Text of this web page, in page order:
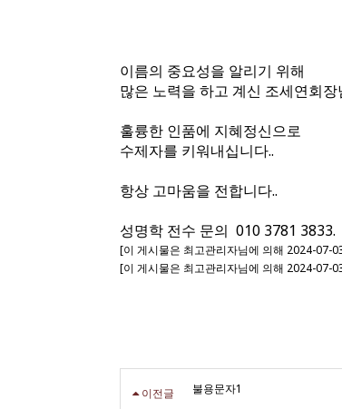
이름의 중요성을 알리기 위해
많은 노력을 하고 계신 조세연회장
훌륭한 인품에 지혜정신으로
수제자를 키워내십니다..
항상 고마움을 전합니다..
성명학 전수 문의 010 3781 3833.​
[이 게시물은 최고관리자님에 의해 2024-07-
[이 게시물은 최고관리자님에 의해 2024-07-
이전글 불용문자1